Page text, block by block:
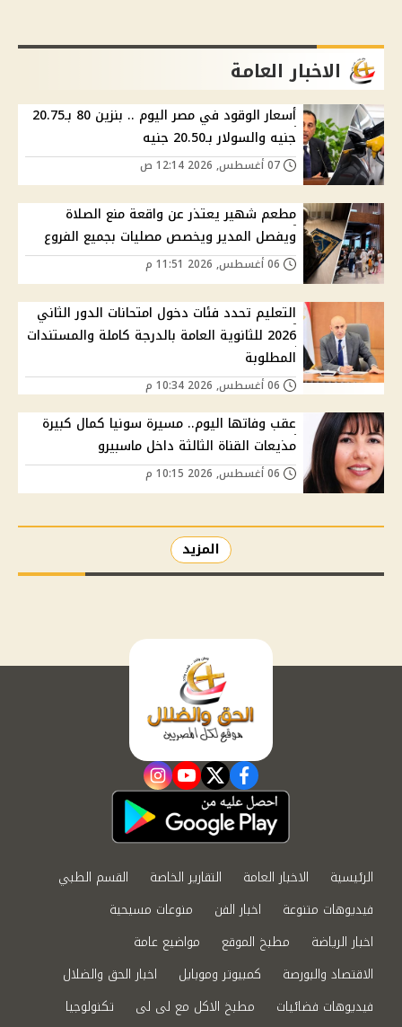
الاخبار العامة
أسعار الوقود في مصر اليوم .. بنزين 80 بـ20.75
جنيه والسولار بـ20.50 جنيه
مطعم شهير يعتذر عن واقعة منع الصلاة
ويفصل المدير ويخصص مصليات بجميع الفروع
التعليم تحدد فئات دخول امتحانات الدور الثاني
2026 للثانوية العامة بالدرجة كاملة والمستندات
المطلوبة
عقب وفاتها اليوم.. مسيرة سونيا كمال كبيرة
مذيعات القناة الثالثة داخل ماسبيرو
المزيد
facebook
twitter
youtube
instagram
الرئيسية الاخبار العامة التقارير الخاصة
القسم الطبي
فيديوهات متنوعة
اخبار الفن
منوعات مسيحية
اخبار الرياضة
مطبخ الموقع
مواضيع عامة
الاقتصاد والبورصة
كمبيوتر وموبايل
اخبار الحق والضلال
فيديوهات فضائيات
مطبخ الاكل مع لى لى
تكنولوجيا